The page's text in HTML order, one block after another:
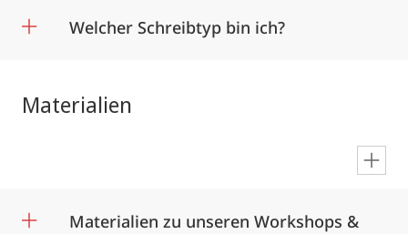
Welcher Schreibtyp bin ich?
Materialien
Materialien zu unseren Workshops &